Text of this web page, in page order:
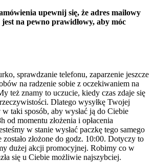
upewnij się, że adres mailowy
na pewno prawidłowy, aby móc
sprawdzanie telefonu, zaparzenie jeszcze
na radzenie sobie z oczekiwaniem na
też znamy to uczucie, kiedy czas zdaje się
Dlatego wysyłkę Twojej
taki sposób, aby wysłać ją do Ciebie
od momentu złożenia i opłacenia
w stanie wysłać paczkę tego samego
złożone do godz. 10:00. Dotyczy to
dużej akcji promocyjnej. Robimy co w
się u Ciebie możliwie najszybciej.